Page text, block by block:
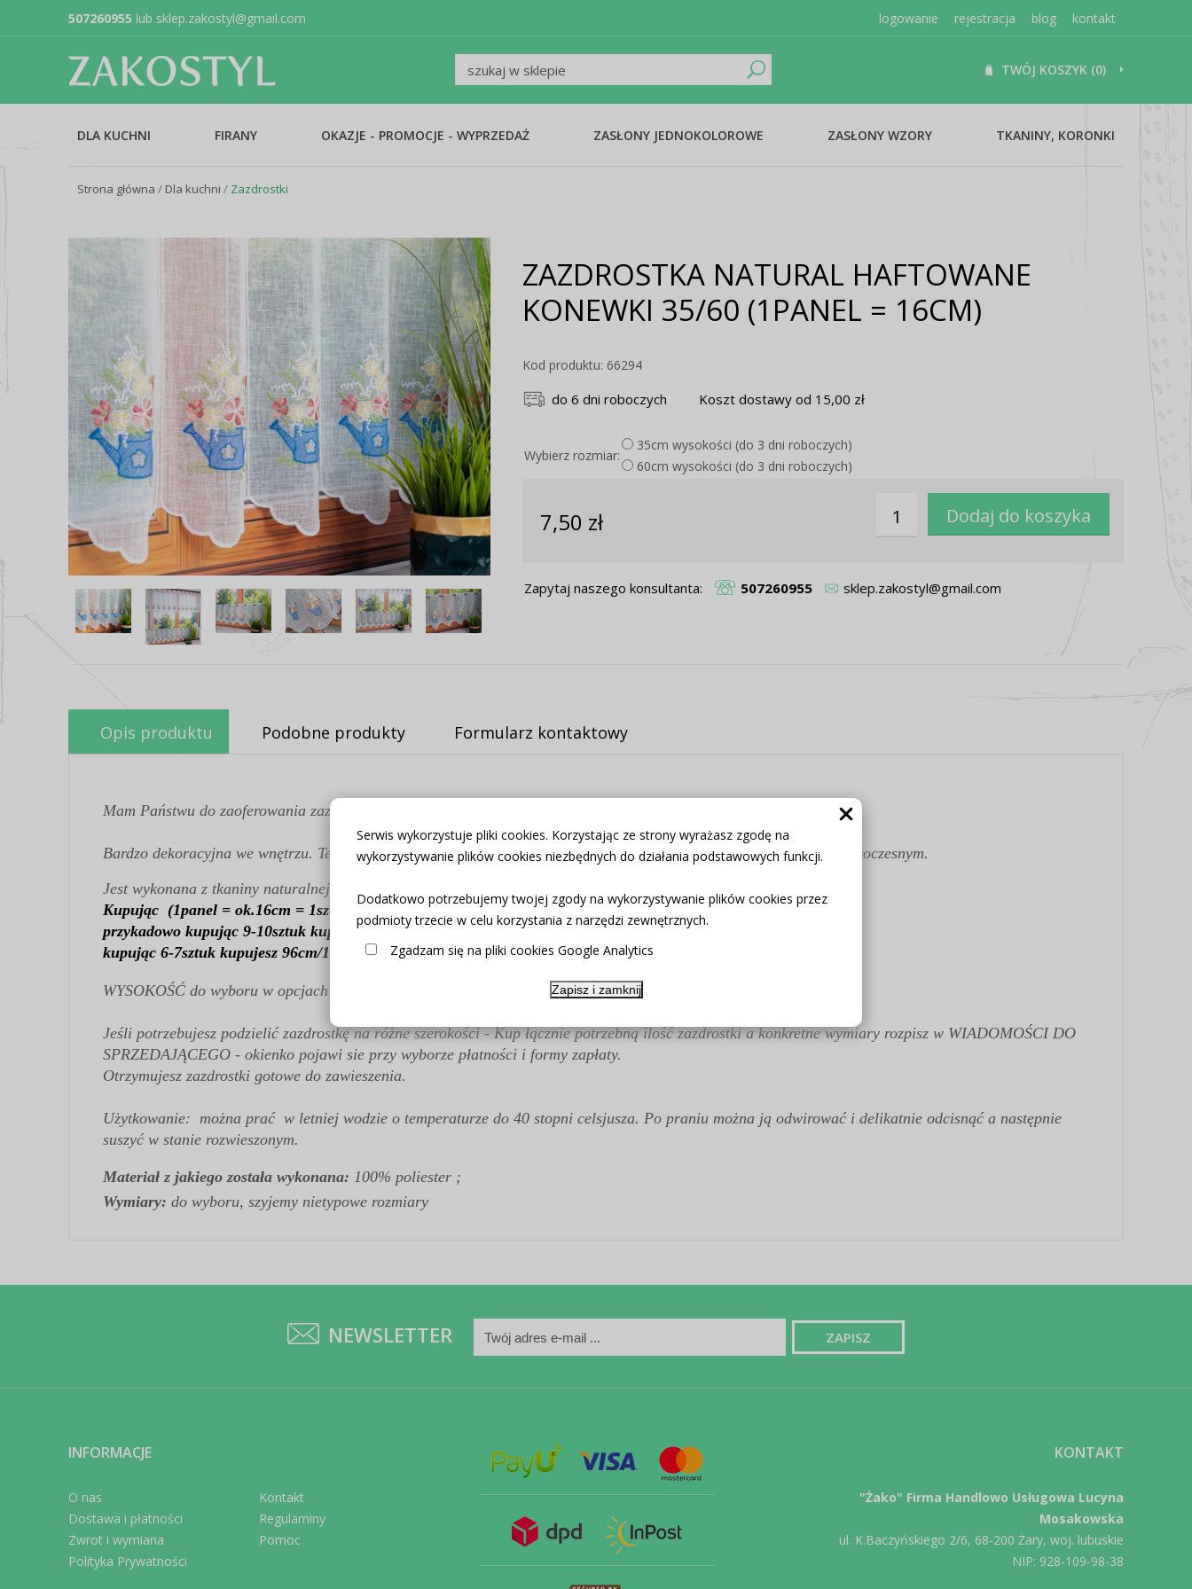
Serwis wykorzystuje pliki cookies. Korzystając ze strony wyrażasz zgodę na
wykorzystywanie plików cookies niezbędnych do działania podstawowych funkcji.
Dodatkowo potrzebujemy twojej zgody na wykorzystywanie plików cookies przez
podmioty trzecie w celu korzystania z narzędzi zewnętrznych.
Zgadzam się na pliki cookies Google Analytics
Zapisz i zamknij
507260955 lub sklep.zakostyl@gmail.com logowanie rejestracja blog kontakt
TWÓJ KOSZYK (0)
DLA KUCHNI FIRANY OKAZJE - PROMOCJE - WYPRZEDAŻ ZASŁONY JEDNOKOLOROWE ZASŁONY WZORY TKANINY, KORONKI
Strona główna / Dla kuchni / Zazdrostki
ZAZDROSTKA NATURAL HAFTOWANE
KONEWKI 35/60 (1PANEL = 16CM)
Kod produktu: 66294
do 6 dni roboczych Koszt dostawy od 15,00 zł
Wybierz rozmiar:
35cm wysokości (do 3 dni roboczych)
60cm wysokości (do 3 dni roboczych)
7,50 zł
Zapytaj naszego konsultanta: 507260955 sklep.zakostyl@gmail.com
Opis produktu Podobne produkty Formularz kontaktowy
Mam Państwu do zaoferowania zazdrostkę w pięknym wzorze. Wysokość 35cm, 60cm.
Bardzo dekoracyjna we wnętrzu. Ten model idealnie wpisze się we wnętrza w stylu skandynawskim, loftowym czy nowoczesnym.
Jest wykonana z tkaniny naturalnej sable wysokiej jakości.
Kupując (1panel = ok.16cm = 1sztuka)
przykadowo kupując 9-10sztuk kupujesz 150cm
kupując 6-7sztuk kupujesz 96cm/100cm
WYSOKOŚĆ do wyboru w opcjach produktu
Jeśli potrzebujesz podzielić zazdrostkę na różne szerokości - Kup łącznie potrzebną ilość zazdrostki a konkretne wymiary rozpisz w WIADOMOŚCI DO
SPRZEDAJĄCEGO - okienko pojawi sie przy wyborze płatności i formy zapłaty.
Otrzymujesz zazdrostki gotowe do zawieszenia.
Użytkowanie: można prać w letniej wodzie o temperaturze do 40 stopni celsjusza. Po praniu można ją odwirować i delikatnie odcisnąć a następnie
suszyć w stanie rozwieszonym.
Materiał z jakiego została wykonana: 100% poliester ;
Wymiary: do wyboru, szyjemy nietypowe rozmiary
NEWSLETTER
KONTAKT
"Żako" Firma Handlowo Usługowa Lucyna
Mosakowska
ul. K.Baczyńskiego 2/6, 68-200 Żary, woj. lubuskie
NIP: 928-109-98-38
INFORMACJE
O nas
Dostawa i płatności
Zwrot i wymiana
Polityka Prywatności
Kontakt
Regulaminy
Pomoc